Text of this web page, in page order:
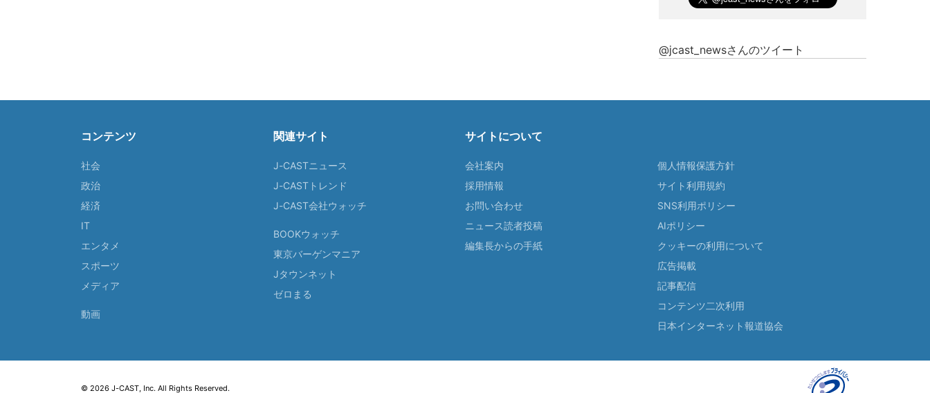
@jcast_newsさんのツイート
コンテンツ
社会
政治
経済
IT
エンタメ
スポーツ
メディア
動画
関連サイト
J-CASTニュース
J-CASTトレンド
J-CAST会社ウォッチ
BOOKウォッチ
東京バーゲンマニア
Jタウンネット
ゼロまる
サイトについて
会社案内
採用情報
お問い合わせ
ニュース読者投稿
編集長からの手紙
個人情報保護方針
サイト利用規約
SNS利用ポリシー
AIポリシー
クッキーの利用について
広告掲載
記事配信
コンテンツ二次利用
日本インターネット報道協会
© 2026 J-CAST, Inc. All Rights Reserved.